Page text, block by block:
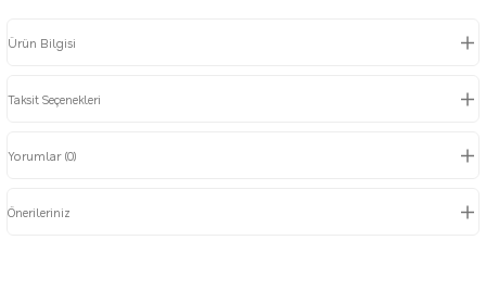
Ürün Bilgisi
Taksit Seçenekleri
Yorumlar (0)
Önerileriniz